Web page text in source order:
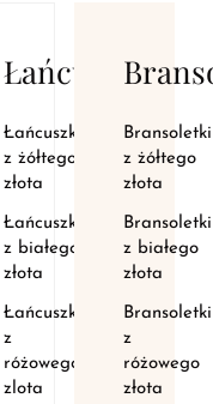
Łańcuszki
Łańcuszki
z żółtego
złota
Łańcuszki
z białego
złota
Łańcuszki
z
różowego
zlota
Bransoletki
z żółtego
złota
Bransoletki
z białego
złota
Bransoletki
z
różowego
złota